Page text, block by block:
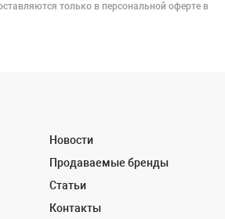
только в персональной оферте в
Новости
Продаваемые бренды
Статьи
Контакты